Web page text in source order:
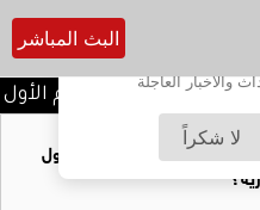
الإشعارات؟
والأخبار العاجلة
لا شكراً
البث المباشر
الفرق الفائزة في اليوم
مكاسب مادية.. هل تحول